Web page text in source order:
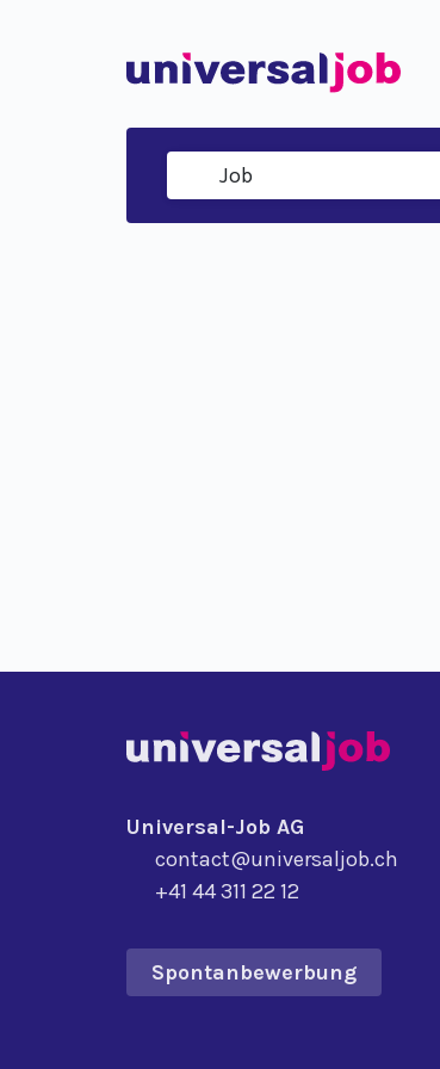
Universal-Job AG
contact@universaljob.ch
+41 44 311 22 12
Spontanbewerbung